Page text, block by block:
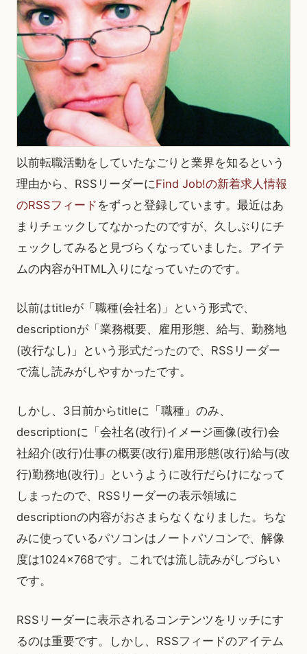
以前転職活動をしていたなごりと業界を知るという
理由から、RSSリーダーにFind Job!の新着求人情報
のRSSフィード をずっと登録しています。最近はあ
まりチェックしてなかったのですが、久しぶりにチ
ェックしてみると見づらくなっていました。アイテ
ムの内容がHTML入りになっていたのです。
以前はtitleが「職種(会社名)」という形式で、
descriptionが「業務概要、雇用形態、給与、勤務地
(改行なし)」という形式だったので、RSSリーダー
で流し読みがしやすかったです。
しかし、3日前からtitleに「職種」のみ、
descriptionに「会社名(改行)イメージ画像(改行)会
社紹介(改行)仕事の概要(改行)雇用形態(改行)給与(改
行)勤務地(改行)」というように改行だらけになって
しまったので、RSSリーダーの表示領域に
descriptionの内容がおさまらなくなりました。ちな
みに使っているパソコンはノートパソコンで、解像
度は1024×768です。これでは流し読みがしづらい
です。
RSSリーダーに表示されるコンテンツをリッチにす
るのは重要です。しかし、RSSフィードのアイテム